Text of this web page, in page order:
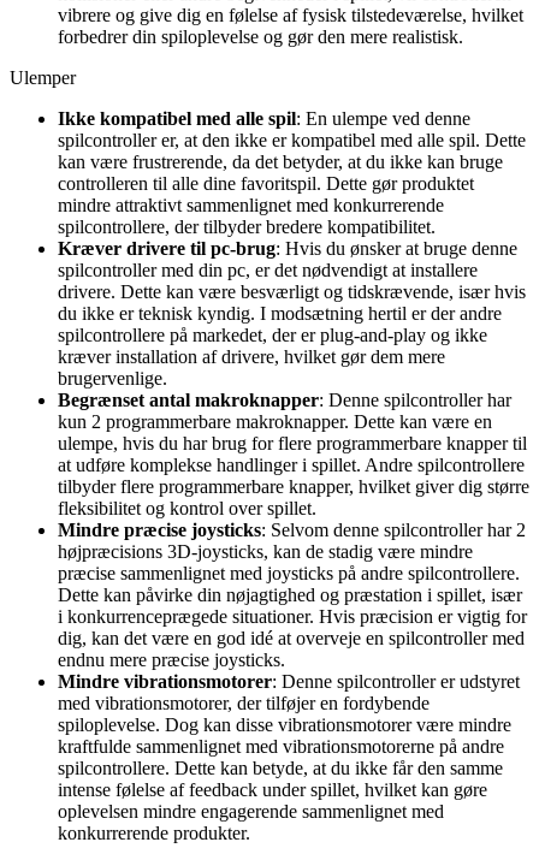
vibrere og give dig en følelse af fysisk tilstedeværelse, hvilket
forbedrer din spiloplevelse og gør den mere realistisk.
Ulemper
Ikke kompatibel med alle spil: En ulempe ved denne
spilcontroller er, at den ikke er kompatibel med alle spil. Dette
kan være frustrerende, da det betyder, at du ikke kan bruge
controlleren til alle dine favoritspil. Dette gør produktet
mindre attraktivt sammenlignet med konkurrerende
spilcontrollere, der tilbyder bredere kompatibilitet.
Kræver drivere til pc-brug: Hvis du ønsker at bruge denne
spilcontroller med din pc, er det nødvendigt at installere
drivere. Dette kan være besværligt og tidskrævende, især hvis
du ikke er teknisk kyndig. I modsætning hertil er der andre
spilcontrollere på markedet, der er plug-and-play og ikke
kræver installation af drivere, hvilket gør dem mere
brugervenlige.
Begrænset antal makroknapper: Denne spilcontroller har
kun 2 programmerbare makroknapper. Dette kan være en
ulempe, hvis du har brug for flere programmerbare knapper til
at udføre komplekse handlinger i spillet. Andre spilcontrollere
tilbyder flere programmerbare knapper, hvilket giver dig større
fleksibilitet og kontrol over spillet.
Mindre præcise joysticks: Selvom denne spilcontroller har 2
højpræcisions 3D-joysticks, kan de stadig være mindre
præcise sammenlignet med joysticks på andre spilcontrollere.
Dette kan påvirke din nøjagtighed og præstation i spillet, især
i konkurrenceprægede situationer. Hvis præcision er vigtig for
dig, kan det være en god idé at overveje en spilcontroller med
endnu mere præcise joysticks.
Mindre vibrationsmotorer: Denne spilcontroller er udstyret
med vibrationsmotorer, der tilføjer en fordybende
spiloplevelse. Dog kan disse vibrationsmotorer være mindre
kraftfulde sammenlignet med vibrationsmotorerne på andre
spilcontrollere. Dette kan betyde, at du ikke får den samme
intense følelse af feedback under spillet, hvilket kan gøre
oplevelsen mindre engagerende sammenlignet med
konkurrerende produkter.